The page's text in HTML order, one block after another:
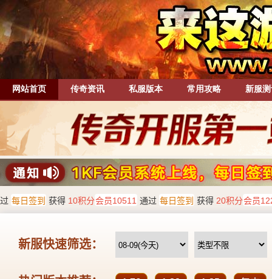
网站首页 传奇资讯 私服版本 常用攻略 新服